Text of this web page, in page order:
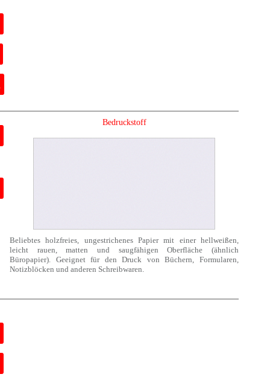
Bedruckstoff
Beliebtes holzfreies, ungestrichenes Papier mit einer hellweißen,
leicht rauen, matten und saugfähigen Oberfläche (ähnlich
Büropapier). Geeignet für den Druck von Büchern, Formularen,
Notizblöcken und anderen Schreibwaren.